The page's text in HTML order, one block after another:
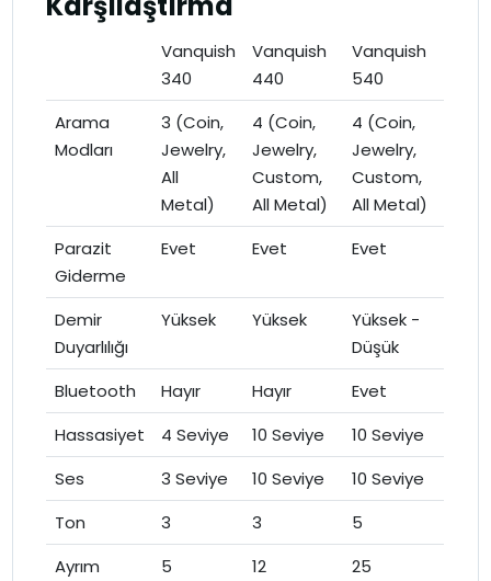
Vanquish
340
Vanquish
440
Vanquish
540
Arama
Modları
3 (Coin,
Jewelry,
All
Metal)
4 (Coin,
Jewelry,
Custom,
All Metal)
4 (Coin,
Jewelry,
Custom,
All Metal)
Parazit
Giderme
Evet Evet Evet
Demir
Duyarlılığı
Yüksek Yüksek
Yüksek -
Düşük
Bluetooth
Hayır Hayır
Evet
Hassasiyet
4 Seviye 10 Seviye
10 Seviye
Ses
3 Seviye 10 Seviye
10 Seviye
Ton
3 3
5
Ayrım
5 12 25